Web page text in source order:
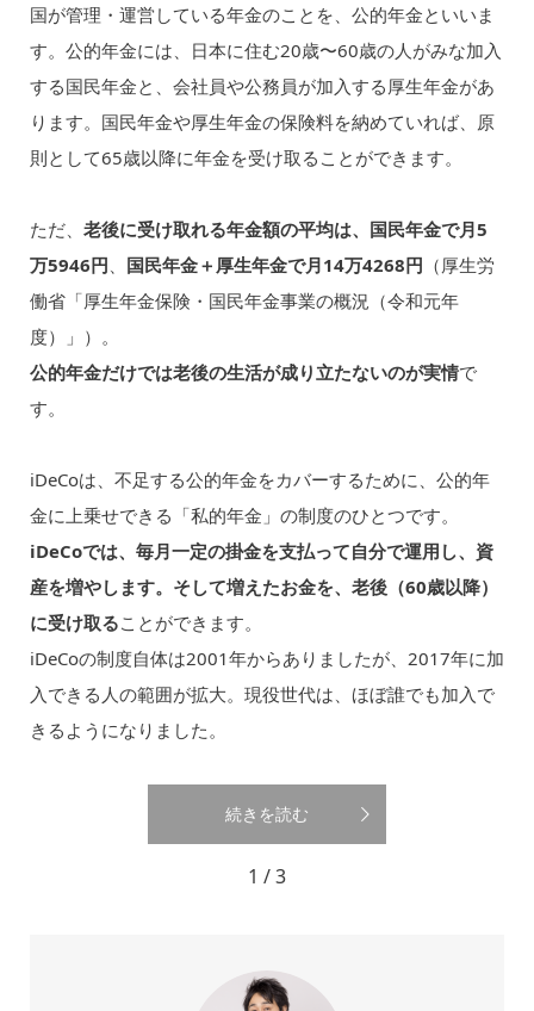
国が管理・運営している年金のことを、公的年金といいま
す。公的年金には、日本に住む20歳〜60歳の人がみな加入
する国民年金と、会社員や公務員が加入する厚生年金があ
ります。国民年金や厚生年金の保険料を納めていれば、原
則として65歳以降に年金を受け取ることができます。
ただ、 老後に受け取れる年金額の平均は、国民年金で月5
万5946円、 国民年金＋厚生年金で月14万4268円 （厚生労
働省「厚生年金保険・国民年金事業の概況（令和元年
度）」）。
公的年金だけでは老後の生活が成り立たないのが実情で
す。
iDeCoは、不足する公的年金をカバーするために、公的年
金に上乗せできる「私的年金」の制度のひとつです。
iDeCoでは、毎月一定の掛金を支払って自分で運用し、資
産を増やします。そして増えたお金を、老後（60歳以降）
に受け取ることができます。
iDeCoの制度自体は2001年からありましたが、2017年に加
入できる人の範囲が拡大。現役世代は、ほぼ誰でも加入で
きるようになりました。
続きを読む
1 / 3